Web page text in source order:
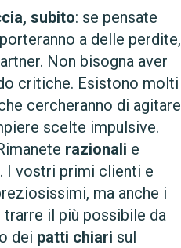
subito: se pensate
a delle perdite,
Non bisogna aver
critiche. Esistono molti
cercheranno di agitare
scelte impulsive.
razionali e
I vostri primi clienti e
ma anche i
il più possibile da
dei patti chiari sul